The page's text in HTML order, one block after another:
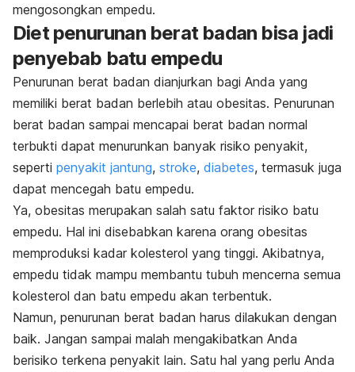
mengosongkan empedu.
Diet penurunan berat badan bisa jadi
penyebab batu empedu
Penurunan berat badan dianjurkan bagi Anda yang
memiliki berat badan berlebih atau obesitas. Penurunan
berat badan sampai mencapai berat badan normal
terbukti dapat menurunkan banyak risiko penyakit,
seperti penyakit jantung, stroke, diabetes, termasuk juga
dapat mencegah batu empedu.
Ya, obesitas merupakan salah satu faktor risiko batu
empedu. Hal ini disebabkan karena orang obesitas
memproduksi kadar kolesterol yang tinggi. Akibatnya,
empedu tidak mampu membantu tubuh mencerna semua
kolesterol dan batu empedu akan terbentuk.
Namun, penurunan berat badan harus dilakukan dengan
baik. Jangan sampai malah mengakibatkan Anda
berisiko terkena penyakit lain. Satu hal yang perlu Anda